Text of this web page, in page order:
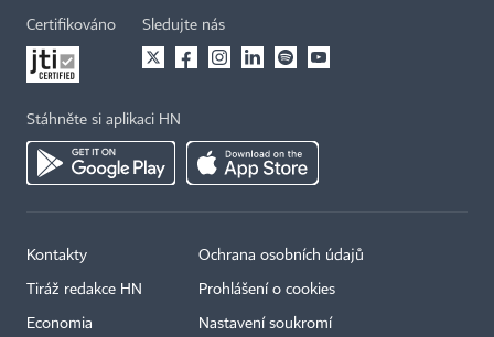
Certifikováno Sledujte nás
Stáhněte si aplikaci HN
Kontakty
Tiráž redakce HN
Economia
Ochrana osobních údajů
Prohlášení o cookies
Nastavení soukromí